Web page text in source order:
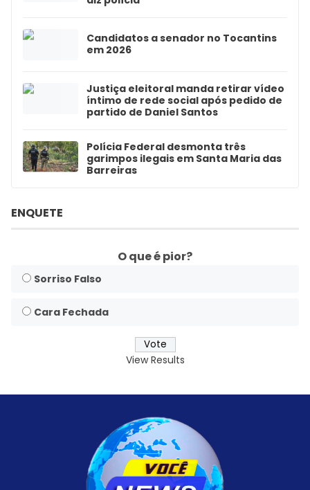
Candidatos a senador no Tocantins
em 2026
Justiça eleitoral manda retirar vídeo
íntimo de rede social após pedido de
partido de Daniel Santos
Polícia Federal desmonta três
garimpos ilegais em Santa Maria das
Barreiras
ENQUETE
O que é pior?
Sorriso Falso
Cara Fechada
View Results